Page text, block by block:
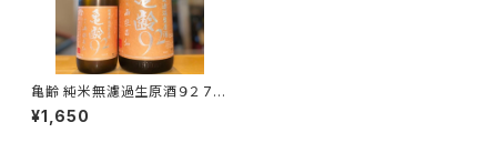
亀齢 純米無濾過生原酒９２ 72
0ml１本（亀齢酒造・広島県東広
島市西条本町）
¥1,650